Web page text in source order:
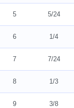
5 5/24
6 1/4
7 7/24
8 1/3
9 3/8